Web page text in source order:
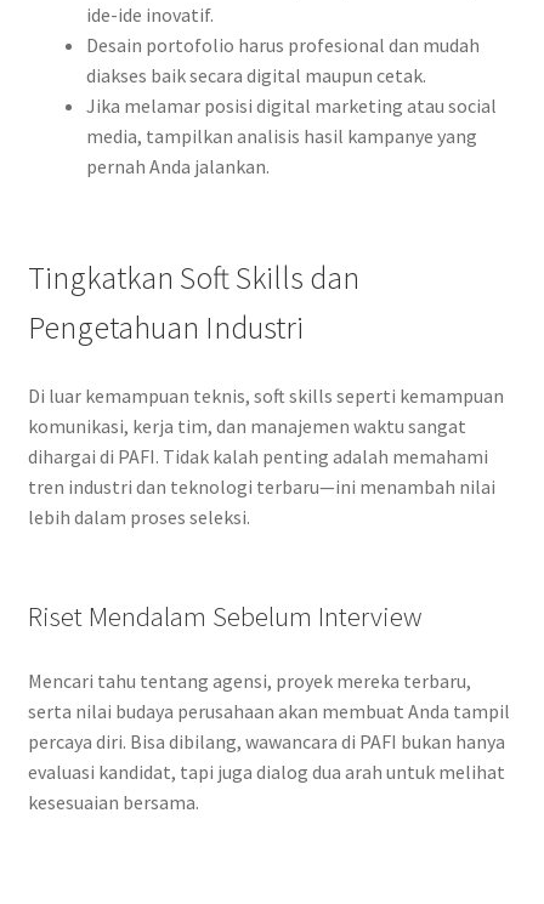
ide-ide inovatif.
Desain portofolio harus profesional dan mudah
diakses baik secara digital maupun cetak.
Jika melamar posisi digital marketing atau social
media, tampilkan analisis hasil kampanye yang
pernah Anda jalankan.
Tingkatkan Soft Skills dan
Pengetahuan Industri
Di luar kemampuan teknis, soft skills seperti kemampuan
komunikasi, kerja tim, dan manajemen waktu sangat
dihargai di PAFI. Tidak kalah penting adalah memahami
tren industri dan teknologi terbaru—ini menambah nilai
lebih dalam proses seleksi.
Riset Mendalam Sebelum Interview
Mencari tahu tentang agensi, proyek mereka terbaru,
serta nilai budaya perusahaan akan membuat Anda tampil
percaya diri. Bisa dibilang, wawancara di PAFI bukan hanya
evaluasi kandidat, tapi juga dialog dua arah untuk melihat
kesesuaian bersama.